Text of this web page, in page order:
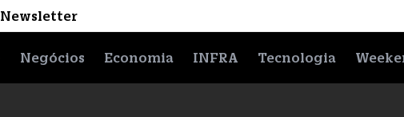
Newsletter
Negócios Economia INFRA Tecnologia